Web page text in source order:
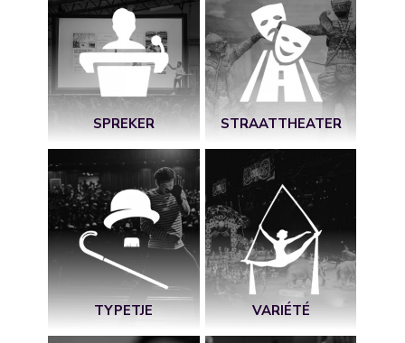
SPREKER STRAATTHEATER
TYPETJE VARIÉTÉ